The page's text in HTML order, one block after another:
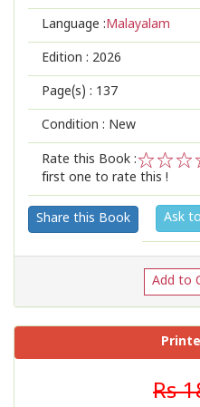
Language :Malayalam
Edition : 2026
Page(s) : 137
Condition : New
Rate this Book :
2
1
first one to rate this !
Share this Book Ask
Add to
Rs